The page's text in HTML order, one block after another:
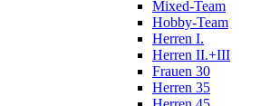
Mixed-Team
Hobby-Team
Herren I.
Herren II.+III
Frauen 30
Herren 35